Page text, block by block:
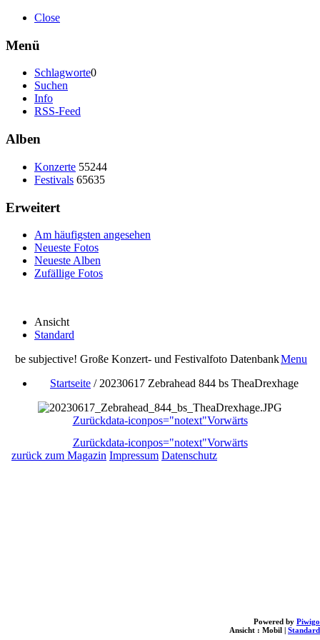
Close
Menü
Schlagworte0
Suchen
Info
RSS-Feed
Alben
Konzerte 55244
Festivals 65635
Erweitert
Am häufigsten angesehen
Neueste Fotos
Neueste Alben
Zufällige Fotos
Ansicht
Standard
be subjective! Große Konzert- und Festivalfoto DatenbankMenu
Startseite / 20230617 Zebrahead 844 bs TheaDrexhage
Zurückdata-iconpos="notext"Vorwärts
Zurückdata-iconpos="notext"Vorwärts
Powered by Piwigo
Ansicht : Mobil | Standard
zurück zum Magazin Impressum Datenschutz